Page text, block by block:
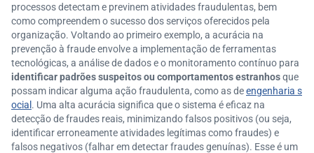
processos detectam e previnem atividades fraudulentas, bem
como compreendem o sucesso dos serviços oferecidos pela
organização. Voltando ao primeiro exemplo, a acurácia na
prevenção à fraude envolve a implementação de ferramentas
tecnológicas, a análise de dados e o monitoramento contínuo para
identificar padrões suspeitos ou comportamentos estranhosque
possam indicar alguma ação fraudulenta, como as deengenharia s
ocial . Uma alta acurácia significa que o sistema é eficaz na
detecção de fraudes reais, minimizando falsos positivos (ou seja,
identificar erroneamente atividades legítimas como fraudes) e
falsos negativos (falhar em detectar fraudes genuínas). Esse é um